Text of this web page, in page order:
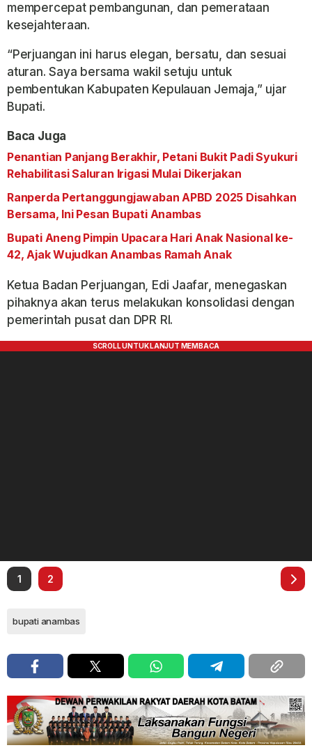
mempercepat pembangunan, dan pemerataan
kesejahteraan.
“Perjuangan ini harus elegan, bersatu, dan sesuai
aturan. Saya bersama wakil setuju untuk
pembentukan Kabupaten Kepulauan Jemaja,” ujar
Bupati.
Baca Juga
Penantian Panjang Berakhir, Petani Bukit Padi Syukuri
Rehabilitasi Saluran Irigasi Mulai Dikerjakan
Ranperda Pertanggungjawaban APBD 2025 Disahkan
Bersama, Ini Pesan Bupati Anambas
Bupati Aneng Pimpin Upacara Hari Anak Nasional ke-
42, Ajak Wujudkan Anambas Ramah Anak
Ketua Badan Perjuangan, Edi Jaafar, menegaskan
pihaknya akan terus melakukan konsolidasi dengan
pemerintah pusat dan DPR RI.
1 2
bupati anambas